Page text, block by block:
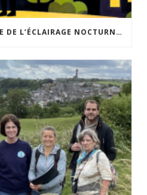
ACCEPTABILITÉ SOCIALE DE L’ÉCLAIRAGE NOCTURNE : LE REPLAY EST DISPONIBLE